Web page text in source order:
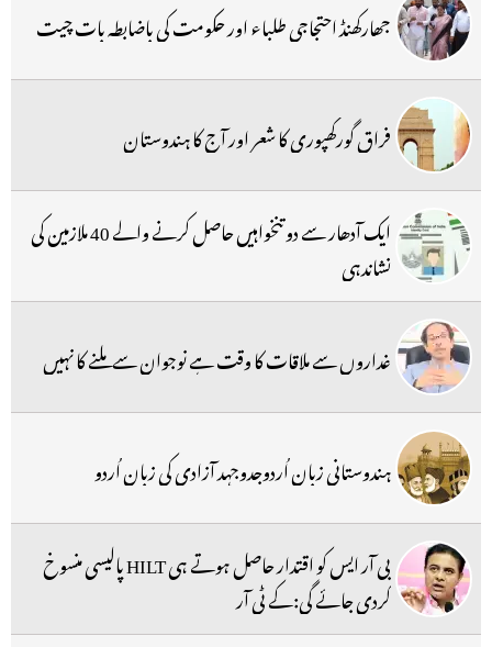
جھارکھنڈ احتجاجی طلباء اور حکومت کی باضابطہ بات چیت
فراق گورکھپوری کا شعر اور آج کا ہندوستان
ایک آدھار سے دو تنخواہیں حاصل کرنے والے 40 ملازمین کی
نشاندہی
غداروں سے ملاقات کا وقت ہے نوجوان سے ملنے کا نہیں
ہندوستانی زبان اُردوجدوجہد آزادی کی زبان اُردو
بی آر ایس کو اقتدار حاصل ہوتے ہی HILT پالیسی منسوخ
کردی جائے گی:کے ٹی آر